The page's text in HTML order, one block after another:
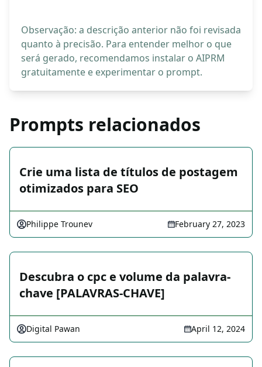
Observação: a descrição anterior não foi revisada
quanto à precisão. Para entender melhor o que
será gerado, recomendamos instalar o AIPRM
gratuitamente e experimentar o prompt.
Prompts relacionados
Crie uma lista de títulos de postagem
otimizados para SEO
Philippe Trounev February 27, 2023
Descubra o cpc e volume da palavra-
chave [PALAVRAS-CHAVE]
Digital Pawan April 12, 2024